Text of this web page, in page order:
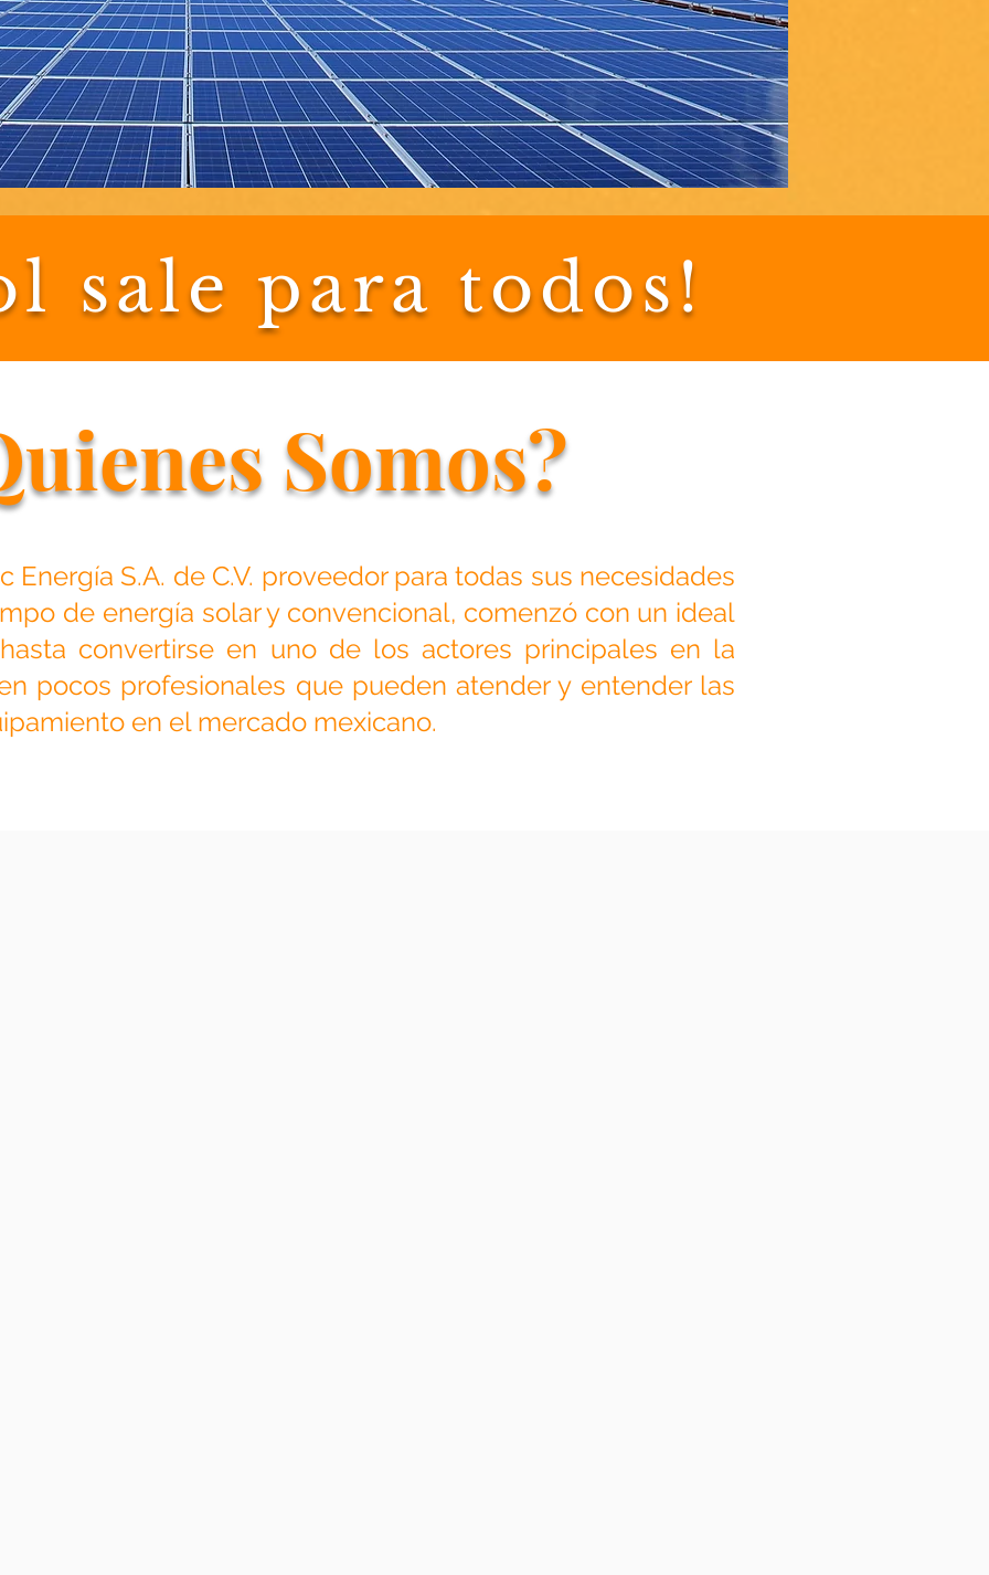
sale para todos!
Somos?
Energía S.A. de C.V. proveedor para todas sus necesidades
de energía solar y convencional, comenzó con un ideal
convertirse en uno de los actores principales en la
pocos profesionales que pueden atender y entender las
en el mercado mexicano.